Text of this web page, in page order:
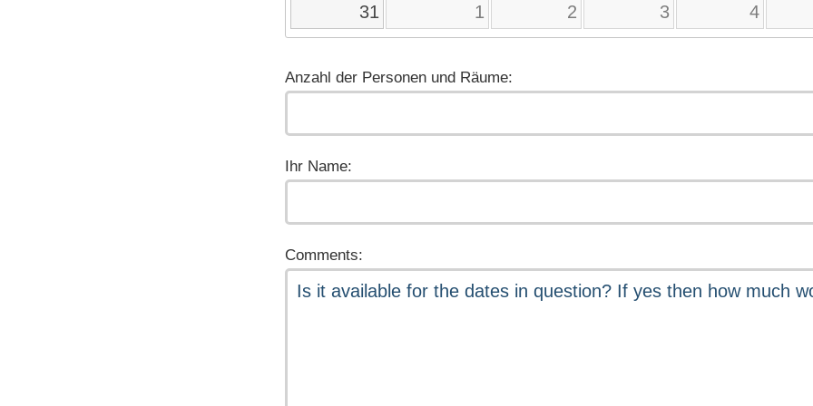
31 1 2 3 4
Anzahl der Personen und Räume:
Ihr Name:
Comments: